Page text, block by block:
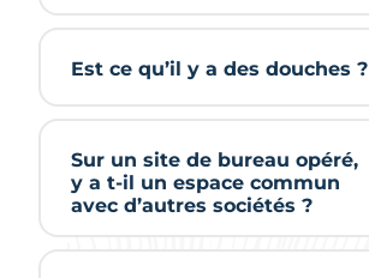
Est ce qu’il y a des douches ?
Sur un site de bureau opéré,
y a t-il un espace commun
avec d’autres sociétés ?